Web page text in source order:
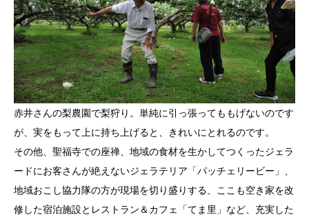
赤井さんの梨農園で梨狩り。単純に引っ張ってももげないのです
が、実をもって上に持ち上げると、きれいにとれるのです。
その他、聖福寺での座禅、地域の食材を生かしてつくったジェラ
ードにお客さんが絶えないジェラテリア「パッチェリービー」、
地域おこし協力隊の方が現場を切り盛りする、ここも空き家を改
修した宿泊施設とレストラン＆カフェ「てま里」など、充実した